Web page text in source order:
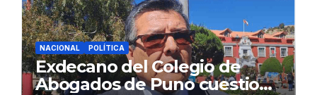
NACIONAL POLÍTICA
Exdecano del Colegio de
Abogados de Puno cuestiona